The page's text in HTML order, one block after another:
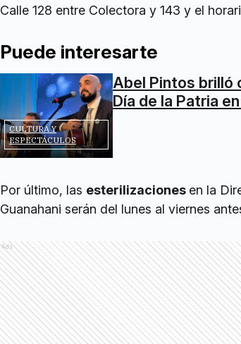
Calle 128 entre Colectora y 143 y el
Puede interesarte
CULTURA Y
ESPECTÁCULOS
Abel Pintos brilló
Día de la Patria
Por último, las esterilizaciones en la
Guanahani serán del lunes al viernes
Ads